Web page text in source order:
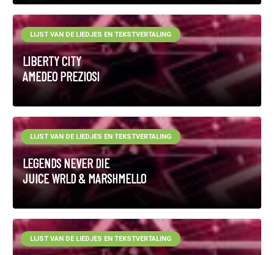
LIBERTY CITY
AMEDEO PREZIOSI
LIJST VAN DE LIEDJES EN TEKSTVERTALING
LEGENDS NEVER DIE
JUICE WRLD & MARSHMELLO
LIJST VAN DE LIEDJES EN TEKSTVERTALING
LIJST VAN DE LIEDJES EN TEKSTVERTALING